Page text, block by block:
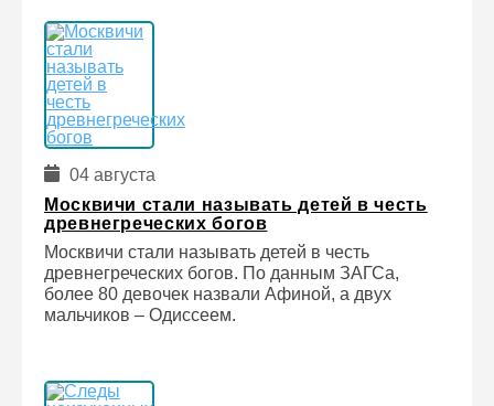
04 августа
Москвичи стали называть детей в честь
древнегреческих богов
Москвичи стали называть детей в честь
древнегреческих богов. По данным ЗАГСа,
более 80 девочек назвали Афиной, а двух
мальчиков – Одиссеем.